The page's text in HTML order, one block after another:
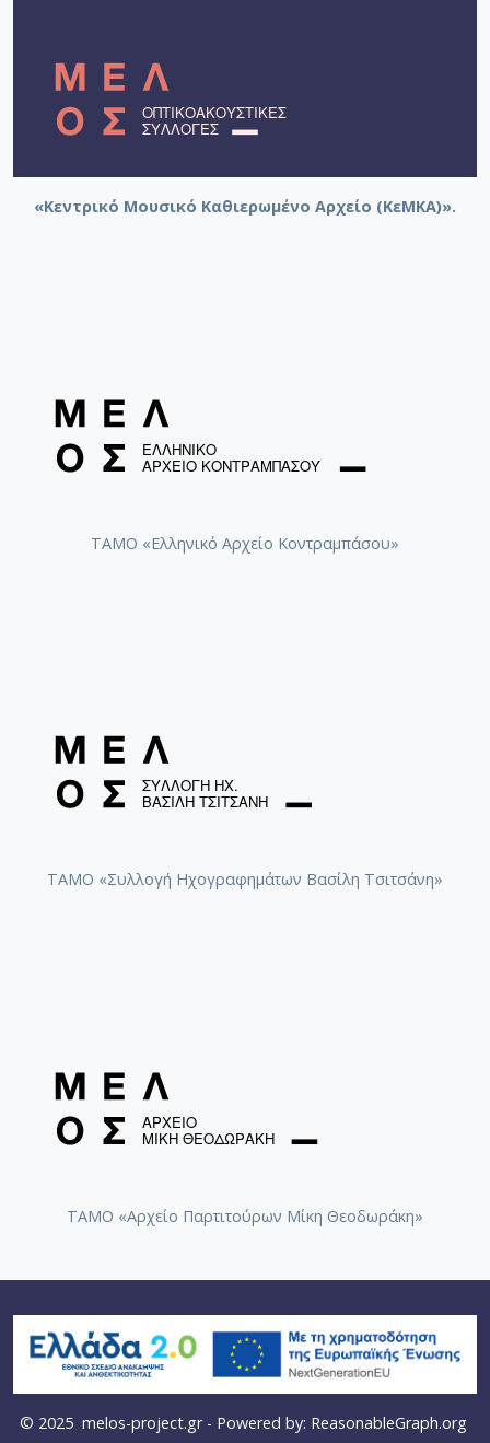
«Κεντρικό Μουσικό Καθιερωμένο Αρχείο (ΚεΜΚΑ)».
ΤΑΜΟ «Ελληνικό Αρχείο Κοντραμπάσου»
ΤΑΜΟ «Συλλογή Ηχογραφημάτων Βασίλη Τσιτσάνη»
ΤΑΜΟ «Αρχείο Παρτιτούρων Μίκη Θεοδωράκη»
© 2025 melos-project.gr- Powered by: ReasonableGraph.org